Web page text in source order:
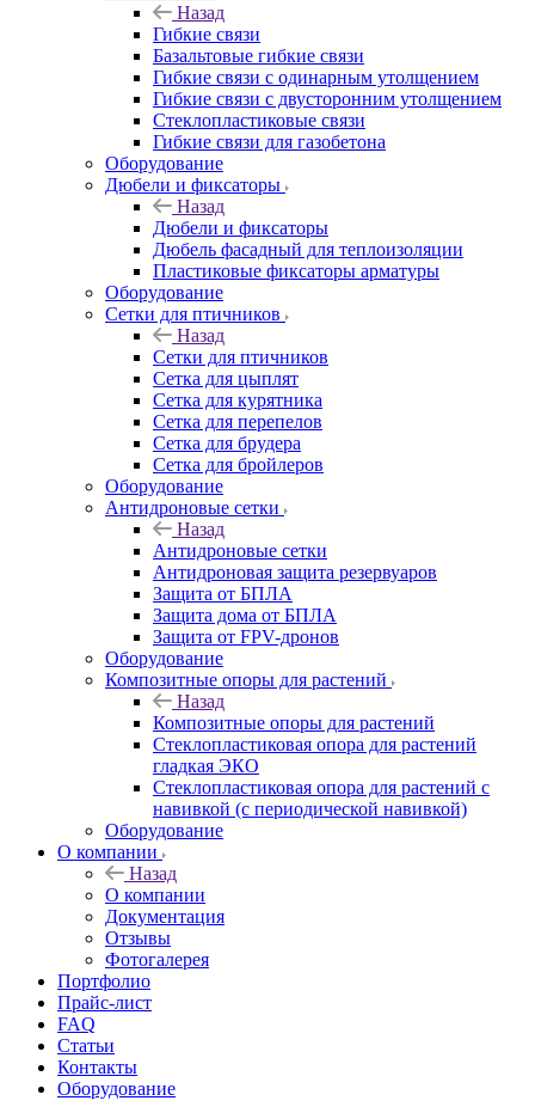
Назад
Гибкие связи
Базальтовые гибкие связи
Гибкие связи с одинарным утолщением
Гибкие связи с двусторонним утолщением
Стеклопластиковые связи
Гибкие связи для газобетона
Оборудование
Дюбели и фиксаторы
Назад
Дюбели и фиксаторы
Дюбель фасадный для теплоизоляции
Пластиковые фиксаторы арматуры
Оборудование
Сетки для птичников
Назад
Сетки для птичников
Сетка для цыплят
Сетка для курятника
Сетка для перепелов
Сетка для брудера
Сетка для бройлеров
Оборудование
Антидроновые сетки
Назад
Антидроновые сетки
Антидроновая защита резервуаров
Защита от БПЛА
Защита дома от БПЛА
Защита от FPV-дронов
Оборудование
Композитные опоры для растений
Назад
Композитные опоры для растений
Стеклопластиковая опора для растений
гладкая ЭКО
Стеклопластиковая опора для растений с
навивкой (с периодической навивкой)
Оборудование
О компании
Назад
О компании
Документация
Отзывы
Фотогалерея
Портфолио
Прайс-лист
FAQ
Статьи
Контакты
Оборудование